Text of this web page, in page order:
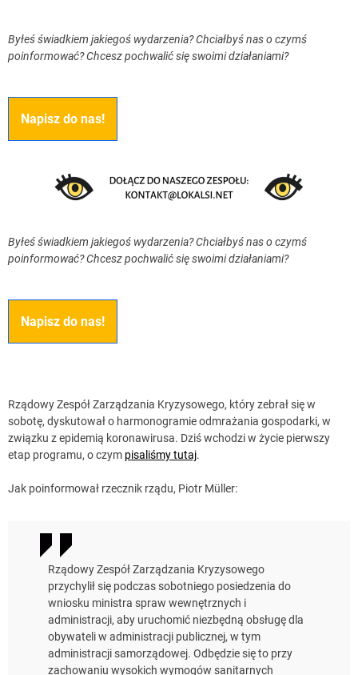
Byłeś świadkiem jakiegoś wydarzenia? Chciałbyś nas o czymś
poinformować? Chcesz pochwalić się swoimi działaniami?
Napisz do nas!
Byłeś świadkiem jakiegoś wydarzenia? Chciałbyś nas o czymś
poinformować? Chcesz pochwalić się swoimi działaniami?
Napisz do nas!
Rządowy Zespół Zarządzania Kryzysowego, który zebrał się w
sobotę, dyskutował o harmonogramie odmrażania gospodarki, w
związku z epidemią koronawirusa. Dziś wchodzi w życie pierwszy
etap programu, o czym pisaliśmy tutaj.
Jak poinformował rzecznik rządu, Piotr Müller:
Rządowy Zespół Zarządzania Kryzysowego
przychylił się podczas sobotniego posiedzenia do
wniosku ministra spraw wewnętrznych i
administracji, aby uruchomić niezbędną obsługę dla
obywateli w administracji publicznej, w tym
administracji samorządowej. Odbędzie się to przy
zachowaniu wysokich wymogów sanitarnych